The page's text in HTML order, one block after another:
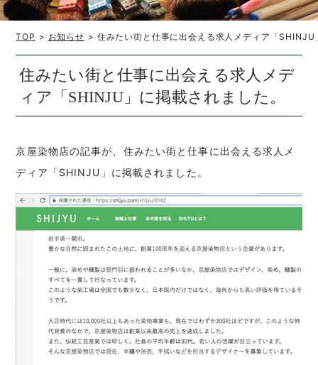
TOP > お知らせ > 住みたい街と仕事に出会える求人メディア「SHINJU
住みたい街と仕事に出会える求人メデ
ィア「SHINJU」に掲載されました。
京屋染物店の記事が、住みたい街と仕事に出会える求人メ
ディア「SHINJU」に掲載されました。